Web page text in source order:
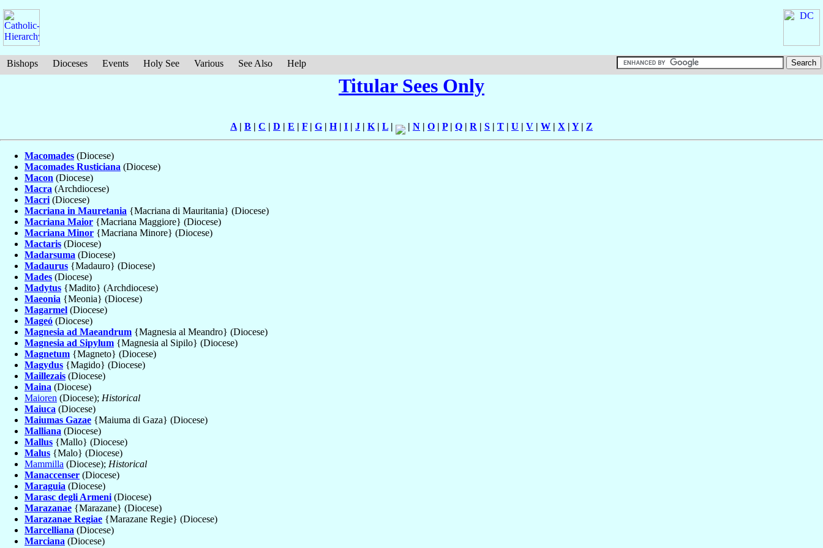
Bishops Dioceses Events Holy See Various See Also Help
Titular Sees Only
A| B | C | D | E | F | G | H| I | J | K| L | | N | O | P| Q | R | S | T | U | V | W | X | Y| Z
Macomades (Diocese)
Macomades Rusticiana (Diocese)
Macon (Diocese)
Macra (Archdiocese)
Macri(Diocese)
Macriana in Mauretania {Macriana di Mauritania} (Diocese)
Macriana Maior {Macriana Maggiore} (Diocese)
Macriana Minor {Macriana Minore} (Diocese)
Mactaris (Diocese)
Madarsuma (Diocese)
Madaurus {Madauro} (Diocese)
Mades (Diocese)
Madytus {Madito} (Archdiocese)
Maeonia {Meonia} (Diocese)
Magarmel (Diocese)
Mageó (Diocese)
Magnesia ad Maeandrum {Magnesia al Meandro} (Diocese)
Magnesia ad Sipylum {Magnesia al Sipilo} (Diocese)
Magnetum {Magneto} (Diocese)
Magydus {Magido} (Diocese)
Maillezais (Diocese)
Maina (Diocese)
Maioren (Diocese); Historical
Maiuca (Diocese)
Maiumas Gazae {Maiuma di Gaza} (Diocese)
Malliana (Diocese)
Mallus {Mallo} (Diocese)
Malus {Malo} (Diocese)
Mammilla (Diocese); Historical
Manaccenser (Diocese)
Maraguia (Diocese)
Marasc degli Armeni(Diocese)
Marazanae {Marazane} (Diocese)
Marazanae Regiae {Marazane Regie} (Diocese)
Marcelliana (Diocese)
Marciana (Diocese)